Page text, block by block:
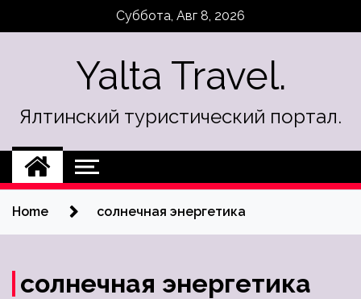
Суббота, Авг 8, 2026
Yalta Travel.
Ялтинский туристический портал.
Home солнечная энергетика
солнечная энергетика